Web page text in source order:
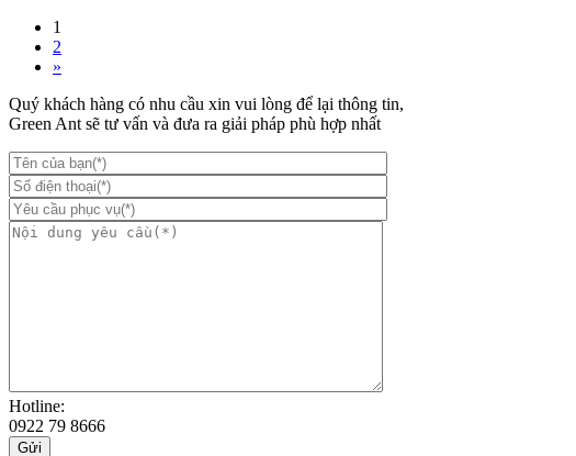
1
2
»
Quý khách hàng có nhu cầu xin vui lòng để lại thông tin,
Green Ant sẽ tư vấn và đưa ra giải pháp phù hợp nhất
Hotline:
0922 79 8666
Gửi